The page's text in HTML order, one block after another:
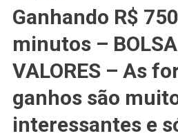
Ganhando R$
minutos –
VALORES – As
ganhos são
interessantes e